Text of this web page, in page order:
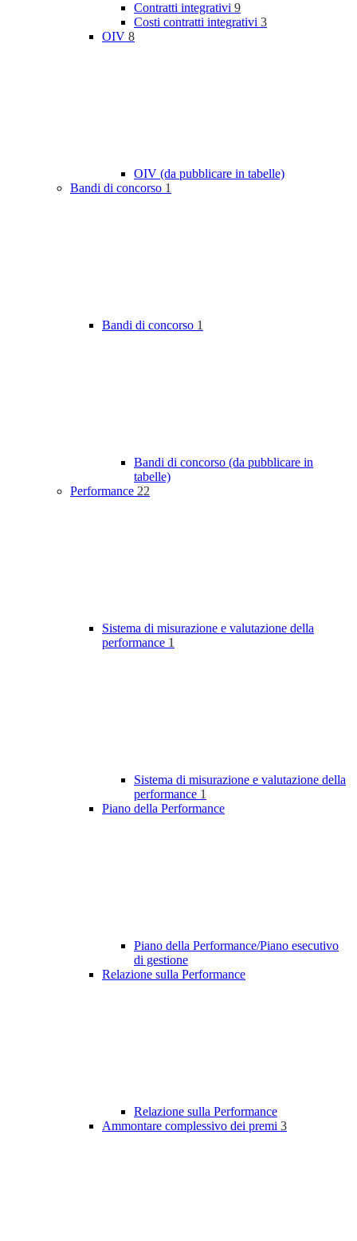
Contratti integrativi 9
Costi contratti integrativi 3
OIV 8
OIV (da pubblicare in tabelle)
Bandi di concorso 1
Bandi di concorso 1
Bandi di concorso (da pubblicare in
tabelle)
Performance 22
Sistema di misurazione e valutazione della
performance 1
Sistema di misurazione e valutazione della
performance 1
Piano della Performance
Piano della Performance/Piano esecutivo
di gestione
Relazione sulla Performance
Relazione sulla Performance
Ammontare complessivo dei premi 3